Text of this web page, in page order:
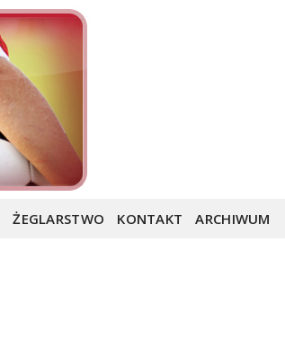
ŻEGLARSTWO KONTAKT ARCHIWUM